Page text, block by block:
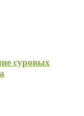
суровых